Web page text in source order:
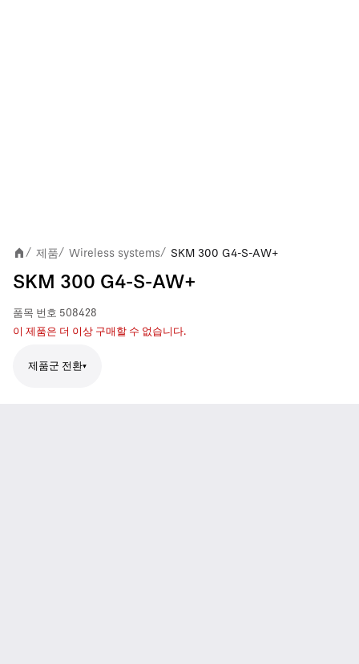
/ 제품/ Wireless systems/ SKM 300 G4-S-AW+
SKM 300 G4-S-AW+
품목 번호 508428
이 제품은 더 이상 구매할 수 없습니다.
제품군 전환